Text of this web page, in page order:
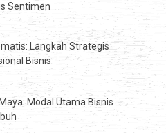
Sentimen
Langkah Strategis
Bisnis
Modal Utama Bisnis